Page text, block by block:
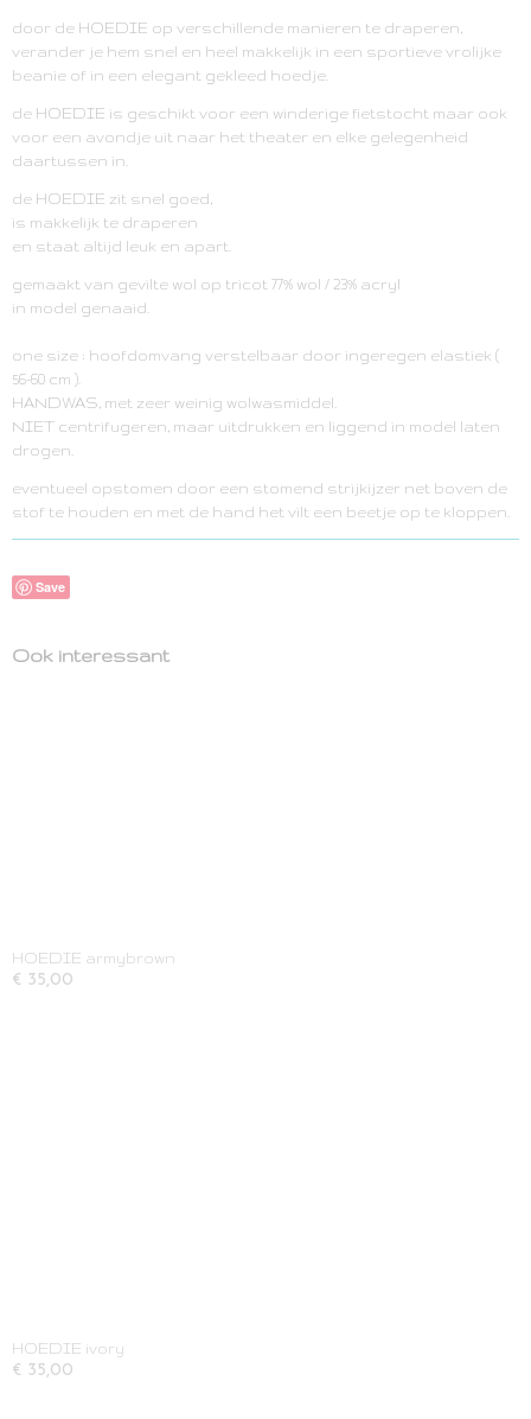
door de HOEDIE op verschillende manieren te draperen,
verander je hem snel en heel makkelijk in een sportieve vrolijke
beanie of in een elegant gekleed hoedje.
de HOEDIE is geschikt voor een winderige fietstocht maar ook
voor een avondje uit naar het theater en elke gelegenheid
daartussen in.
de HOEDIE zit snel goed,
is makkelijk te draperen
en staat altijd leuk en apart.
gemaakt van gevilte wol op tricot 77% wol / 23% acryl
in model genaaid.
one size : hoofdomvang verstelbaar door ingeregen elastiek (
56-60 cm ).
HANDWAS, met zeer weinig wolwasmiddel.
NIET centrifugeren, maar uitdrukken en liggend in model laten
drogen.
eventueel opstomen door een stomend strijkijzer net boven de
stof te houden en met de hand het vilt een beetje op te kloppen.
Save
Ook interessant
HOEDIE armybrown
€ 35,00
HOEDIE ivory
€ 35,00